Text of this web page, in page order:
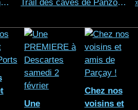
L'Insurmontable à Chinon - 6 juillet. Trail des caves de Panzoult - 20 juillet.
Une
Chez nos
voisins et